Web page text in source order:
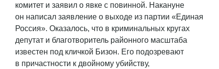
комитет и заявил о явке с повинной. Накануне
он написал заявление о выходе из партии «Единая
Россия». Оказалось, что в криминальных кругах
депутат и благотворитель районного масштаба
известен под кличкой Бизон. Его подозревают
в причастности к двойному убийству,